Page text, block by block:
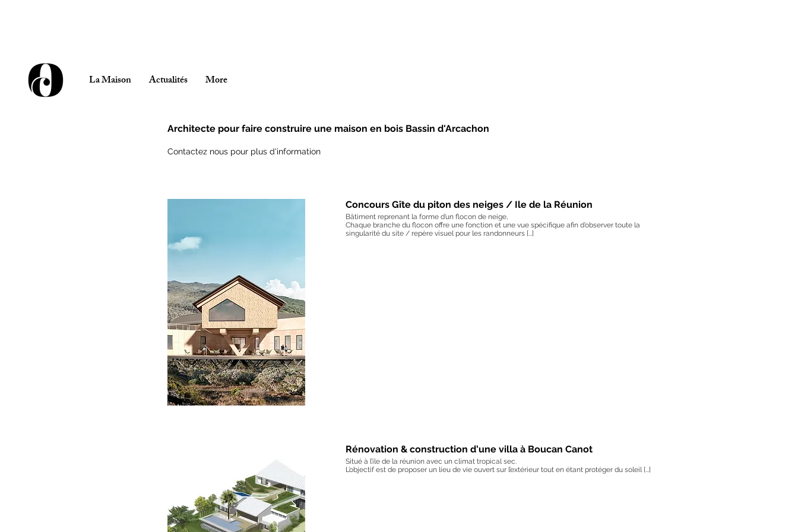
La Maison Actualités More
Architecte pour faire construire une maison en bois Bassin d'Arcachon
Contactez nous pour plus d'information
Concours Gîte du piton des neiges / Ile de la Réunion
Bâtiment reprenant la forme d’un flocon de neige,
Chaque branche du flocon offre une fonction et une vue spécifique afin d’observer toute la
singularité du site / repère visuel pour les randonneurs [...]
Rénovation & construction d'une villa à Boucan Canot
Situé à l’ile de la réunion avec un climat tropical sec.
L’objectif est de proposer un lieu de vie ouvert sur l’extérieur tout en étant protéger du soleil [...]